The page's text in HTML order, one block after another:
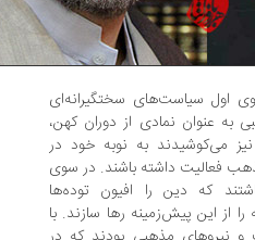
سیاست‌های سختگیرانه‌ای
نمادی از دوران کهن،
به نوبه خود در
داشته باشند. در سوی
دین را افیون توده‌ها
پیش‌زمینه رها سازند. با